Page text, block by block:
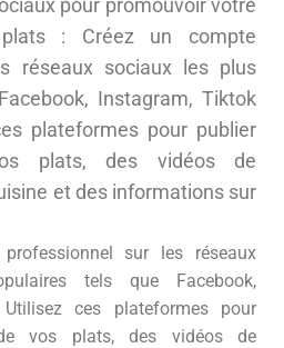
: Créez un compte
réseaux sociaux les plus
Instagram, Tiktok
plateformes pour publier
plats, des vidéos de
et des informations sur
sur les réseaux
tels que Facebook,
ces plateformes pour
vos plats, des vidéos de